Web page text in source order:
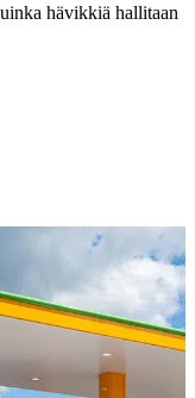
hävikkiä hallitaan